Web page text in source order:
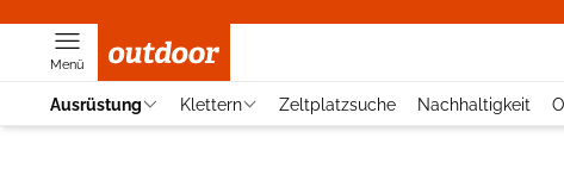
Menü
Ausrüstung Klettern Zeltplatzsuche Nachhaltigkeit